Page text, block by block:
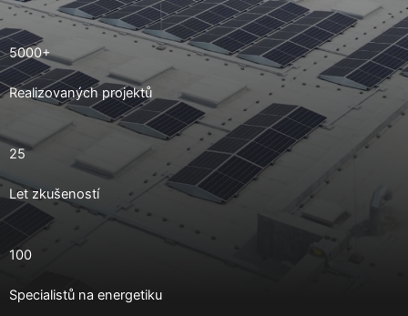
5000+
Realizovaných projektů
25
Let zkušeností
100
Specialistů na energetiku